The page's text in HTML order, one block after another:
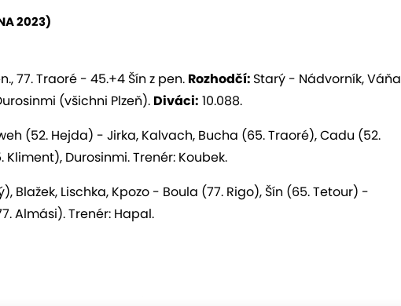
2023)
77. Traoré - 45.+4 Šín z pen. Rozhodčí: Starý - Nádvorník, Váňa
(všichni Plzeň). Diváci: 10.088.
(52. Hejda) - Jirka, Kalvach, Bucha (65. Traoré), Cadu (52.
Durosinmi. Trenér: Koubek.
Blažek, Lischka, Kpozo - Boula (77. Rigo), Šín (65. Tetour) -
Almási). Trenér: Hapal.